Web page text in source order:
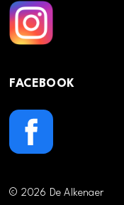
FACEBOOK
© 2026 De Alkenaer